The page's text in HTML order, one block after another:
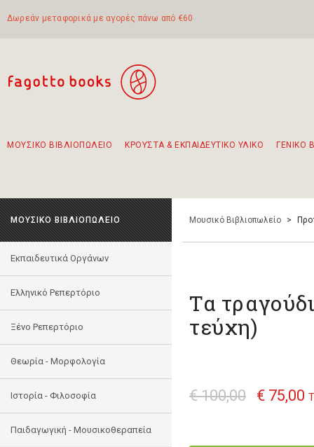
Δωρεάν μεταφορικά με αγορές πάνω από €60
ΜΟΥΣΙΚΟ ΒΙΒΛΙΟΠΩΛΕΙΟ ΚΡΟΥΣΤΑ & ΕΚΠΑΙΔΕΥΤΙΚΟ ΥΛΙΚΟ ΓΕΝΙΚΟ
ΜΟΥΣΙΚΟ ΒΙΒΛΙΟΠΩΛΕΙΟ
Εκπαιδευτικά Οργάνων
Ελληνικό Ρεπερτόριο
Ξένο Ρεπερτόριο
Θεωρία - Μορφολογία
Ιστορία - Φιλοσοφία
Παιδαγωγική - Μουσικοθεραπεία
Μουσικό Βιβλιοπωλείο >
Τα
τεύχη)
€ 100,00 € 75,00